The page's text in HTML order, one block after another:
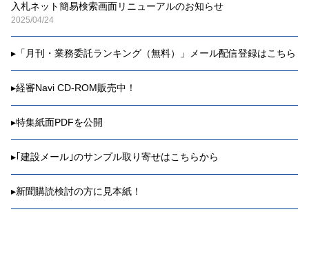
入札ネット簡易検索画面リニューアルのお知らせ
2025/04/24
▸ 「月刊・業務委託ランキング（無料）」メール配信登録はこちら
▸経審Navi CD-ROM販売中！
▸特集紙面PDFを公開
▸ ｢建設メール｣のサンプル取り寄せはこちらから
▸新聞購読検討の方に見本紙！